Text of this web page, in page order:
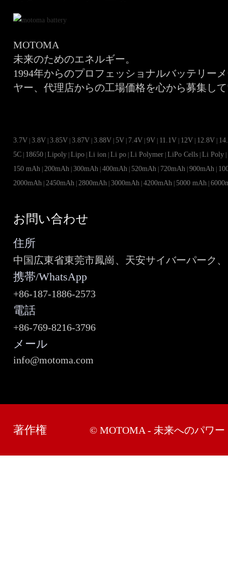
MOTOMA
未来のためのエネルギー。
1994年からのプロフェッショナルバッテリー
ヤー、代理店からの工場価格を心から募集し
3.7V |3.8V |3.85V |3.87V |3.88V 5V 7.4V |9V 11.1V 12V 12.8V
5C 18650 |Lipoly |Lipo |Li ion |Li po |Li Polymer |LiPo Cells |Li Poly
150 mAh |200mAh |300mAh |400mAh 520mAh 720mAh |900mAh
2000mAh |2450mAh |2800mAh |3000mAh |4200mAh 5000 mAh |
お問い合わせ
住所
中国広東省東莞市鳳崗、天安サイバーパーク
携帯/WhatsApp
+86-187-1886-2573
電話
+86-769-8216-3796
メール
info@motoma.com
著作権 © MOTOMA - 未来へのパワー